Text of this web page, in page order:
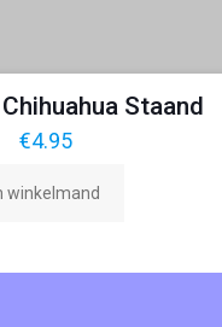
Staand
€4.95
winkelmand